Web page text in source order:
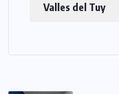
Valles del Tuy